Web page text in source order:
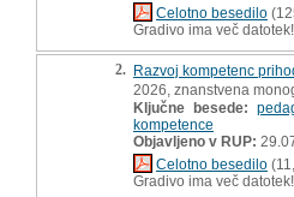
Celotno besedilo
Gradivo ima več datotek!
2. Razvoj kompetenc
2026, znanstvena
Ključne besede:
kompetence
Objavljeno v RUP:
Celotno besedilo
Gradivo ima več datotek!